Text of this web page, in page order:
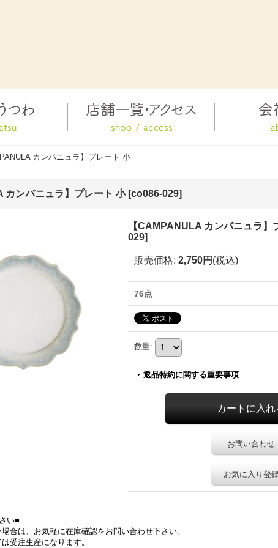
カンパニュラ】プレート 小
カンパニュラ】プレート 小 [co086-029]
【CAMPANULA カンパニュラ】
029]
販売価格: 2,750円 (税込)
76点
数量:
返品特約に関する重要事項
お問い合わせ
お気に入り登
い■
合は、お気軽に在庫確認をお問い合わせ下さい。
受注生産になります。